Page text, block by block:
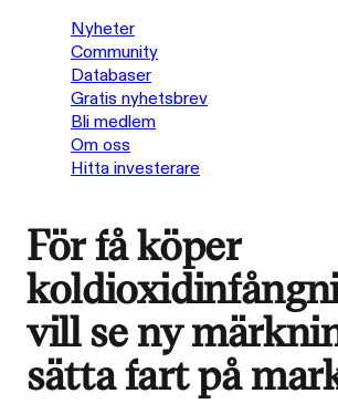
Nyheter
Community
Databaser
Gratis nyhetsbrev
Bli medlem
Om oss
Hitta investerare
För få köper
vill se ny
sätta fart på